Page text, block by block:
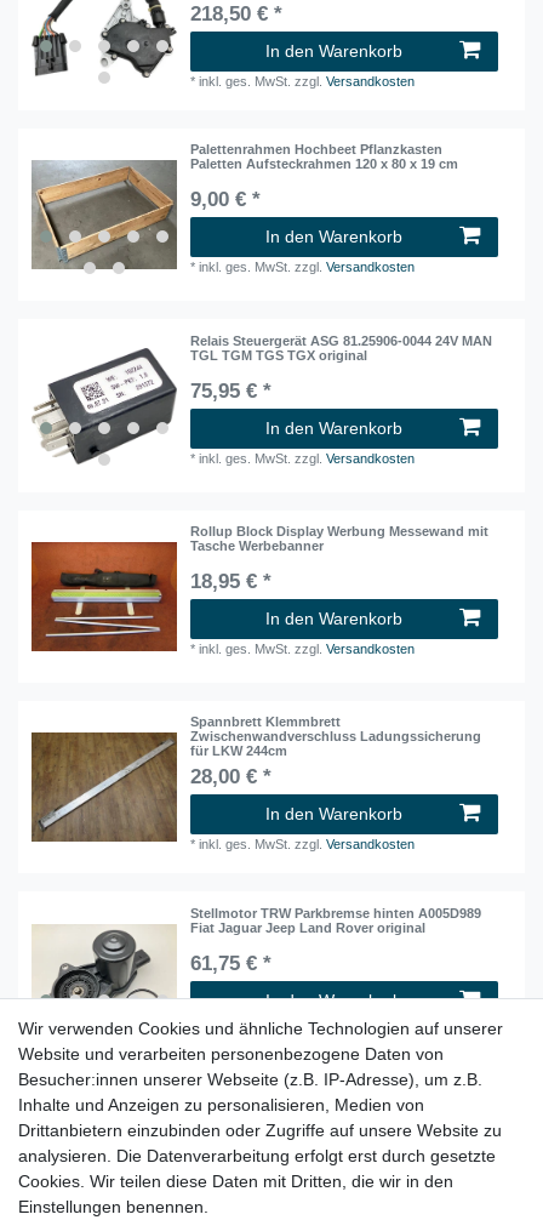
218,50 € *
In den Warenkorb
*inkl. ges. MwSt. zzgl.Versandkosten
Palettenrahmen Hochbeet Pflanzkasten
Paletten Aufsteckrahmen 120 x 80 x 19 cm
9,00 € *
In den Warenkorb
*inkl. ges. MwSt. zzgl.Versandkosten
Relais Steuergerät ASG 81.25906-0044 24V MAN
TGL TGM TGS TGX original
75,95 € *
In den Warenkorb
*inkl. ges. MwSt. zzgl.Versandkosten
Rollup Block Display Werbung Messewand mit
Tasche Werbebanner
18,95 € *
In den Warenkorb
*inkl. ges. MwSt. zzgl.Versandkosten
Spannbrett Klemmbrett
Zwischenwandverschluss Ladungssicherung
für LKW 244cm
28,00 € *
In den Warenkorb
*inkl. ges. MwSt. zzgl.Versandkosten
Stellmotor TRW Parkbremse hinten A005D989
Fiat Jaguar Jeep Land Rover original
61,75 € *
In den Warenkorb
*inkl. ges. MwSt.zzgl.Versandkosten
Stoßstange Verstärkung vorne LR080004 Land
Rover Discovery V neu original
159,95 € *
In den Warenkorb
Wir verwenden Cookies und ähnliche Technologien auf unserer
Website und verarbeiten personenbezogene Daten von
Besucher:innen unserer Webseite (z.B. IP-Adresse), um z.B.
Inhalte und Anzeigen zu personalisieren, Medien von
Drittanbietern einzubinden oder Zugriffe auf unsere Website zu
analysieren. Die Datenverarbeitung erfolgt erst durch gesetzte
Cookies. Wir teilen diese Daten mit Dritten, die wir in den
Einstellungen benennen.